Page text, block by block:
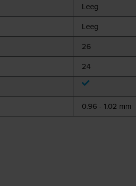
Leeg
Leeg
26
24
0.96 - 1.02 mm